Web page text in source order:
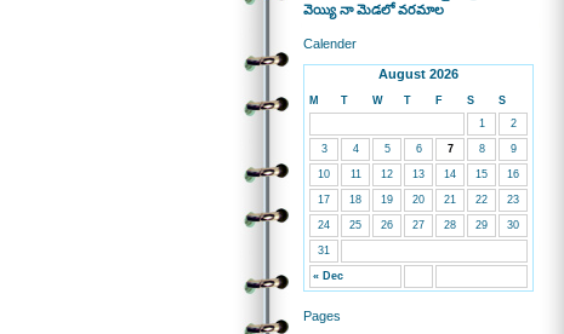
వెయ్యి నా మెడలో వరమాల
Calender
August 2026
M T W T F S S
« Dec
1 2
3 4 5 6 7 8 9
10 11 12 13 14 15 16
17 18 19 20 21 22 23
24 25 26 27 28 29 30
31
Pages